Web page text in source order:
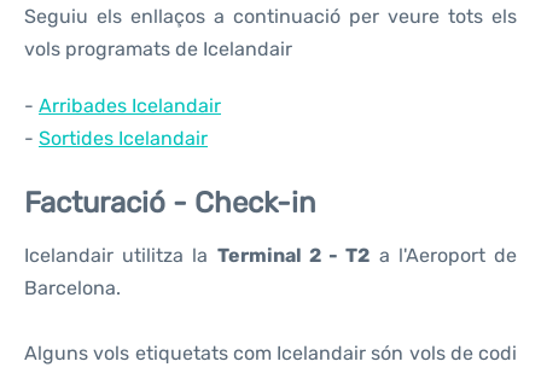
Seguiu els enllaços a continuació per veure tots els
vols programats de Icelandair
- Arribades Icelandair
- Sortides Icelandair
Facturació - Check-in
Icelandair utilitza la Terminal 2 - T2 a l'Aeroport de
Barcelona.
Alguns vols etiquetats com Icelandair són vols de codi